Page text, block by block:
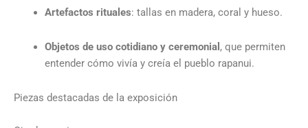
Artefactos rituales: tallas en madera, coral y hueso.
Objetos de uso cotidiano y ceremonial , que permiten
entender cómo vivía y creía el pueblo rapanui.
Piezas destacadas de la exposición